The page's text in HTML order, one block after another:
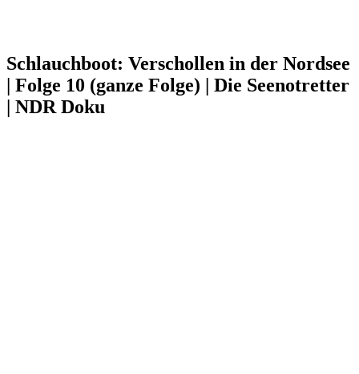
Schlauchboot: Verschollen in der Nordsee
| Folge 10 (ganze Folge) | Die Seenotretter
| NDR Doku